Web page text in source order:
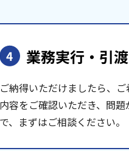
4 業務実行・引
ご納得いただけましたら、
内容をご確認いただき、問
で、まずはご相談ください。